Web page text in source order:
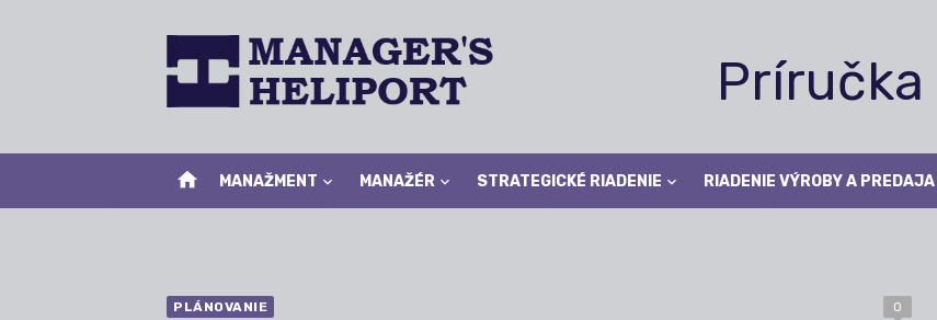
home MANAŽMENT MANAŽÉR STRATEGICKÉ RIADENIE RIADENIE VÝROBY A PREDAJA
PLÁNOVANIE 0